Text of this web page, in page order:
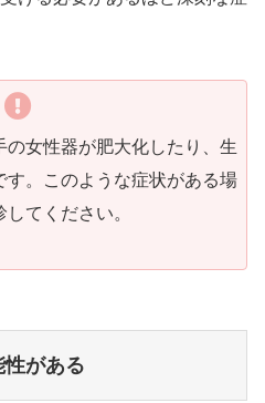
の女性器が肥大化したり、生
す。このような症状がある場
してください。
がある